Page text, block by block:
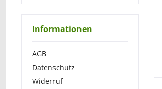
Informationen
AGB
Datenschutz
Widerruf